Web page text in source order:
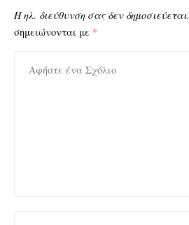
Η ηλ. διεύθυνση σας δεν δημοσιεύεται.
σημειώνονται με *